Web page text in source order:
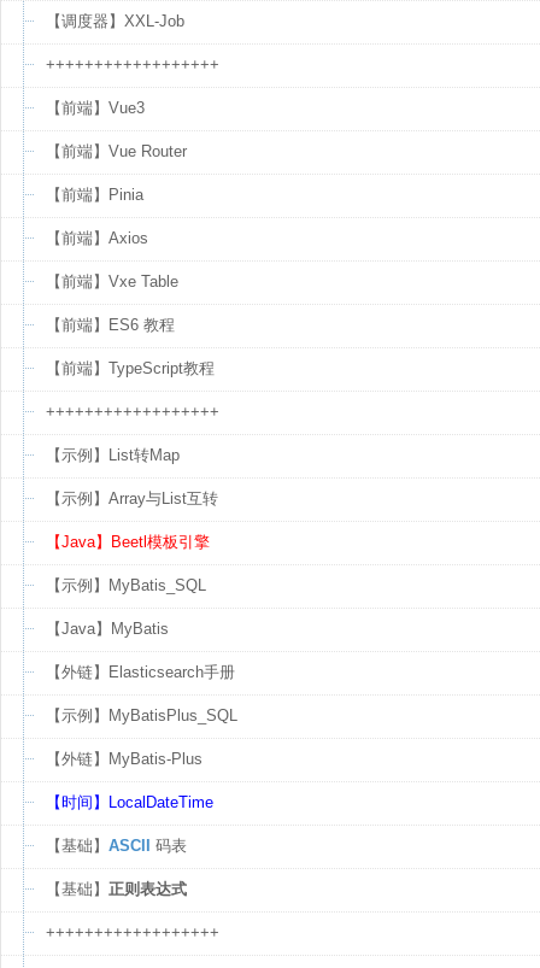
【调度器】XXL-Job
++++++++++++++++++
【前端】Vue3
【前端】Vue Router
【前端】Pinia
【前端】Axios
【前端】Vxe Table
【前端】ES6 教程
【前端】TypeScript教程
++++++++++++++++++
【示例】List转Map
【示例】Array与List互转
【Java】Beetl模板引擎
【示例】MyBatis_SQL
【Java】MyBatis
【外链】Elasticsearch手册
【示例】MyBatisPlus_SQL
【外链】MyBatis-Plus
【时间】LocalDateTime
【基础】 ASCII 码表
【基础】 正则表达式
++++++++++++++++++